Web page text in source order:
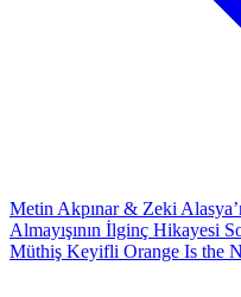
Metin Akpınar & Zeki
Almayışının İlginç Hikayesi
Müthiş Keyifli Orange Is the